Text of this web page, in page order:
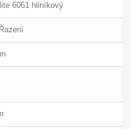
6061 hliníkový